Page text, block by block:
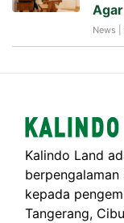
News
Kalindo Land
kepada
Tangerang,